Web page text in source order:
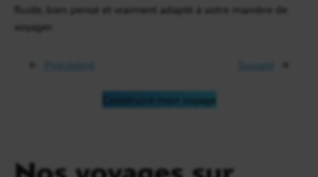
fluide, bien pensé et vraiment adapté à votre manière de
voyager.
← Suivant →
Construire mon voyage